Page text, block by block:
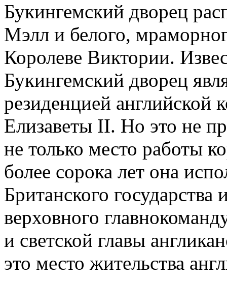
Букингемский дворец
Мэлл и белого,
Королеве Виктории.
Букингемский дворец
резиденцией английской
Елизаветы II. Но это не
не только место работы
более сорока лет она
Британского
верховного
и светской главы
это место жительства